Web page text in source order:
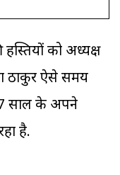
को अध्यक्ष
ठाकुर ऐसे समय
साल के अपने
है.